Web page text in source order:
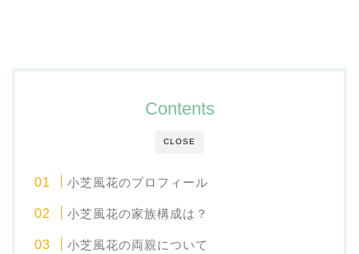
CLOSE
Contents
小芝風花のプロフィール
小芝風花の家族構成は？
小芝風花の両親について